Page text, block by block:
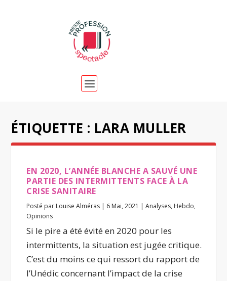
ÉTIQUETTE : LARA MULLER
EN 2020, L’ANNÉE BLANCHE A SAUVÉ UNE
PARTIE DES INTERMITTENTS FACE À LA
CRISE SANITAIRE
Posté par Louise Alméras | 6 Mai, 2021 |Analyses, Hebdo,
Opinions
Si le pire a été évité en 2020 pour les
intermittents, la situation est jugée critique.
C’est du moins ce qui ressort du rapport de
l’Unédic concernant l’impact de la crise